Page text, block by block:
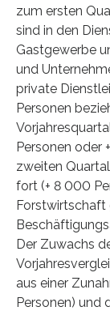
zum ersten
sind in den
Gastgewerbe
und
private
Personen
Personen oder
zweiten
fort (+ 8 000
Forstwirtschaft
Der Zuwachs
aus einer
Personen) und